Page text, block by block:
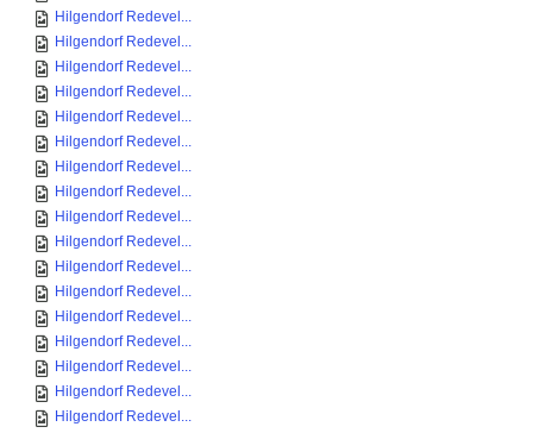
Hilgendorf Redevel...
Hilgendorf Redevel...
Hilgendorf Redevel...
Hilgendorf Redevel...
Hilgendorf Redevel...
Hilgendorf Redevel...
Hilgendorf Redevel...
Hilgendorf Redevel...
Hilgendorf Redevel...
Hilgendorf Redevel...
Hilgendorf Redevel...
Hilgendorf Redevel...
Hilgendorf Redevel...
Hilgendorf Redevel...
Hilgendorf Redevel...
Hilgendorf Redevel...
Hilgendorf Redevel...